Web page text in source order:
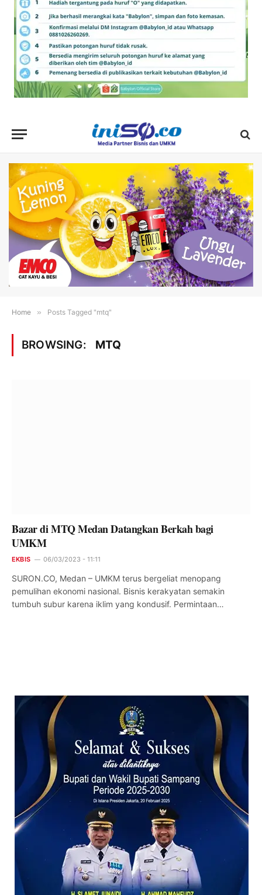
Home » Posts Tagged "mtq"
BROWSING: MTQ
Bazar di MTQ Medan Datangkan Berkah bagi
UMKM
EKBIS 06/03/2023 - 11:11
SURON.CO, Medan – UMKM terus bergeliat menopang
pemulihan ekonomi nasional. Bisnis kerakyatan semakin
tumbuh subur karena iklim yang kondusif. Permintaan…